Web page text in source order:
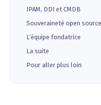
IPAM, DDI et CMDB
Souveraineté open source
L’équipe fondatrice
La suite
Pour aller plus loin